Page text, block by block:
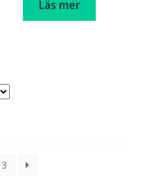
priset
var:
Läs mer
3